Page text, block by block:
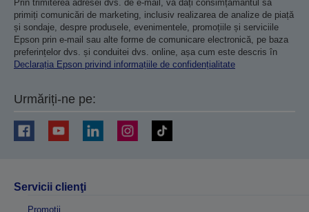
Prin trimiterea adresei dvs. de e-mail, vă dați consimțământul să
primiți comunicări de marketing, inclusiv realizarea de analize de piață
și sondaje, despre produsele, evenimentele, promoțiile și serviciile
Epson prin e-mail sau alte forme de comunicare electronică, pe baza
preferințelor dvs. și conduitei dvs. online, așa cum este descris în
Declarația Epson privind informațiile de confidențialitate
Urmăriți-ne pe:
Servicii clienţi
Promoţii